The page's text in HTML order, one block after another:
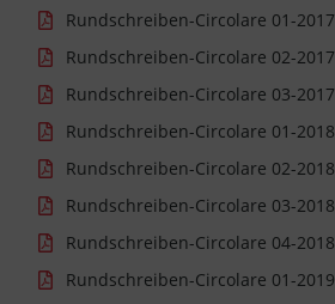
Rundschreiben-Circolare 01-2017
Rundschreiben-Circolare 02-2017
Rundschreiben-Circolare 03-2017
Rundschreiben-Circolare 01-2018
Rundschreiben-Circolare 02-2018
Rundschreiben-Circolare 03-2018
Rundschreiben-Circolare 04-2018
Rundschreiben-Circolare 01-2019